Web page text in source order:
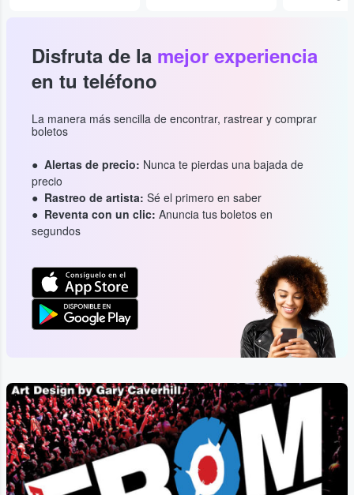
Disfruta de la mejor experiencia
en tu teléfono
La manera más sencilla de encontrar, rastrear y comprar
boletos
Alertas de precio: Nunca te pierdas una bajada de
precio
Rastreo de artista: Sé el primero en saber
Reventa con un clic: Anuncia tus boletos en
segundos
...